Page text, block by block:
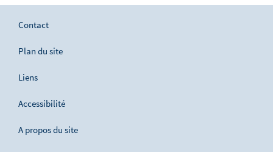
Contact
Plan du site
Liens
Accessibilité
A propos du site